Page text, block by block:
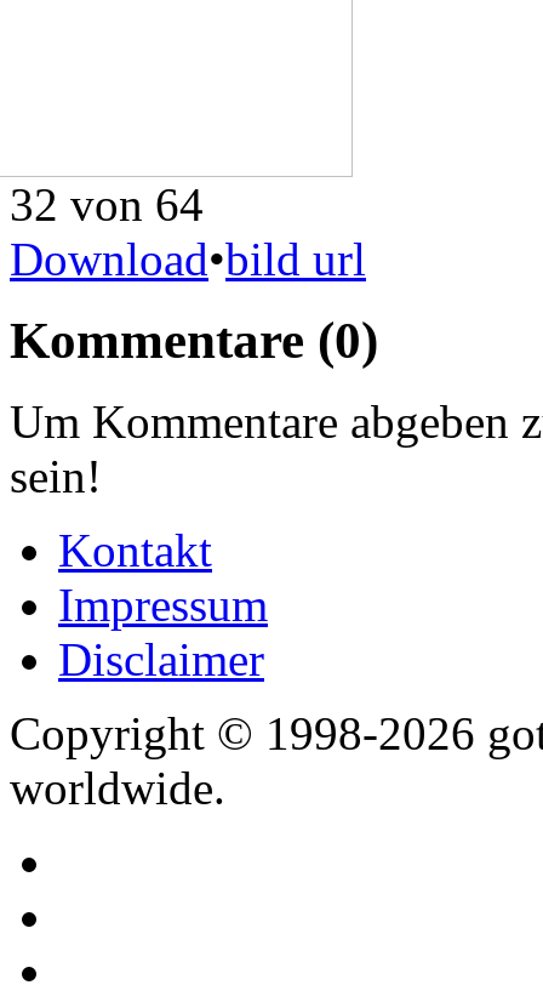
32 von 64
Download•bild url
Kommentare (0)
Um Kommentare abgeben
sein!
Kontakt
Impressum
Disclaimer
Copyright © 1998-2026
worldwide.